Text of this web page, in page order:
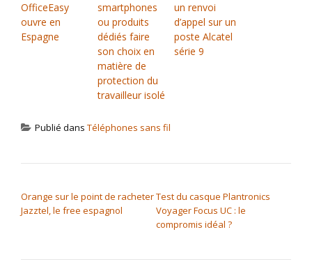
OfficeEasy
ouvre en
Espagne
smartphones
ou produits
dédiés faire
son choix en
matière de
protection du
travailleur isolé
un renvoi
d’appel sur un
poste Alcatel
série 9
Publié dans Téléphones sans fil
Orange sur le point de racheter
Jazztel, le free espagnol
Test du casque Plantronics
Voyager Focus UC : le
compromis idéal ?